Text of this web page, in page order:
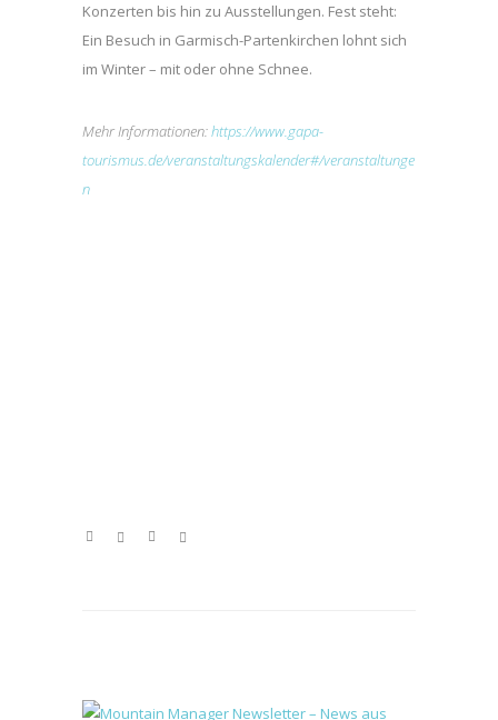
Konzerten bis hin zu Ausstellungen. Fest steht:
Ein Besuch in Garmisch-Partenkirchen lohnt sich
im Winter – mit oder ohne Schnee.
Mehr Informationen:https://www.gapa-
tourismus.de/veranstaltungskalender#/veranstaltunge
n